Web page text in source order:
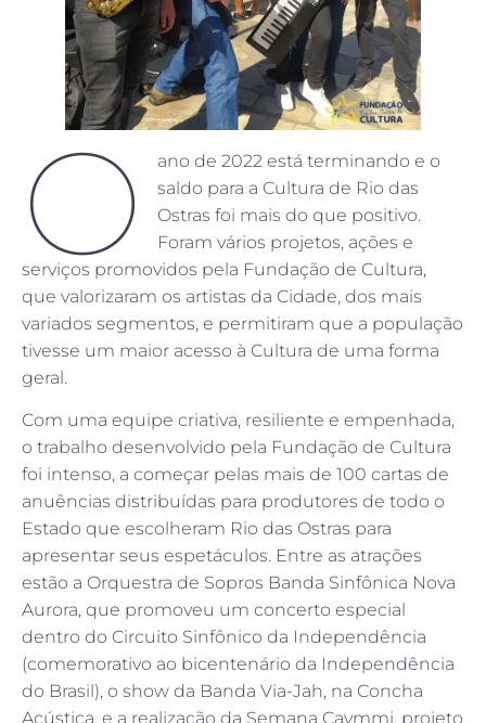
O
ano de 2022 está terminando e o
saldo para a Cultura de Rio das
Ostras foi mais do que positivo.
Foram vários projetos, ações e
serviços promovidos pela Fundação de Cultura,
que valorizaram os artistas da Cidade, dos mais
variados segmentos, e permitiram que a população
tivesse um maior acesso à Cultura de uma forma
geral.
Com uma equipe criativa, resiliente e empenhada,
o trabalho desenvolvido pela Fundação de Cultura
foi intenso, a começar pelas mais de 100 cartas de
anuências distribuídas para produtores de todo o
Estado que escolheram Rio das Ostras para
apresentar seus espetáculos. Entre as atrações
estão a Orquestra de Sopros Banda Sinfônica Nova
Aurora, que promoveu um concerto especial
dentro do Circuito Sinfônico da Independência
(comemorativo ao bicentenário da Independência
do Brasil), o show da Banda Via-Jah, na Concha
Acústica, e a realização da Semana Caymmi, projeto